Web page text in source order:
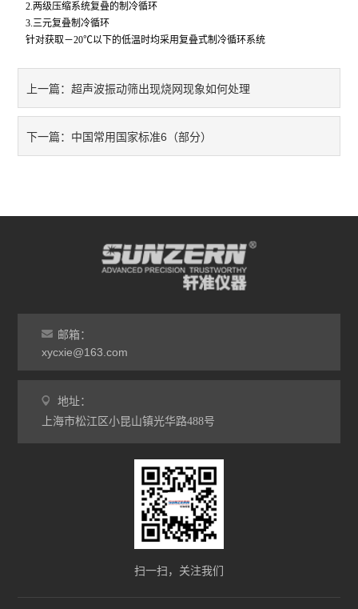
光学类仪器
材料试验机
压力试验机
跌落试验机
疲劳寿命试验机
点击划线试验机
热变形温度测定仪
2.两级压缩系统复叠的制冷循环
3.三元复叠制冷循环
针对获取－20℃以下的低温时均采用复叠式制冷循环系统
上一篇：超声波振动筛出现烧网现象如何处理
下一篇： 中国常用国家标准6（部分）
邮箱：
xycxie@163.com
地址：
上海市松江区小昆山镇光华路488号
扫一扫，关注我们